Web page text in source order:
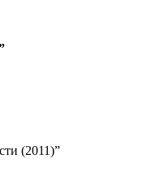
(2011)”